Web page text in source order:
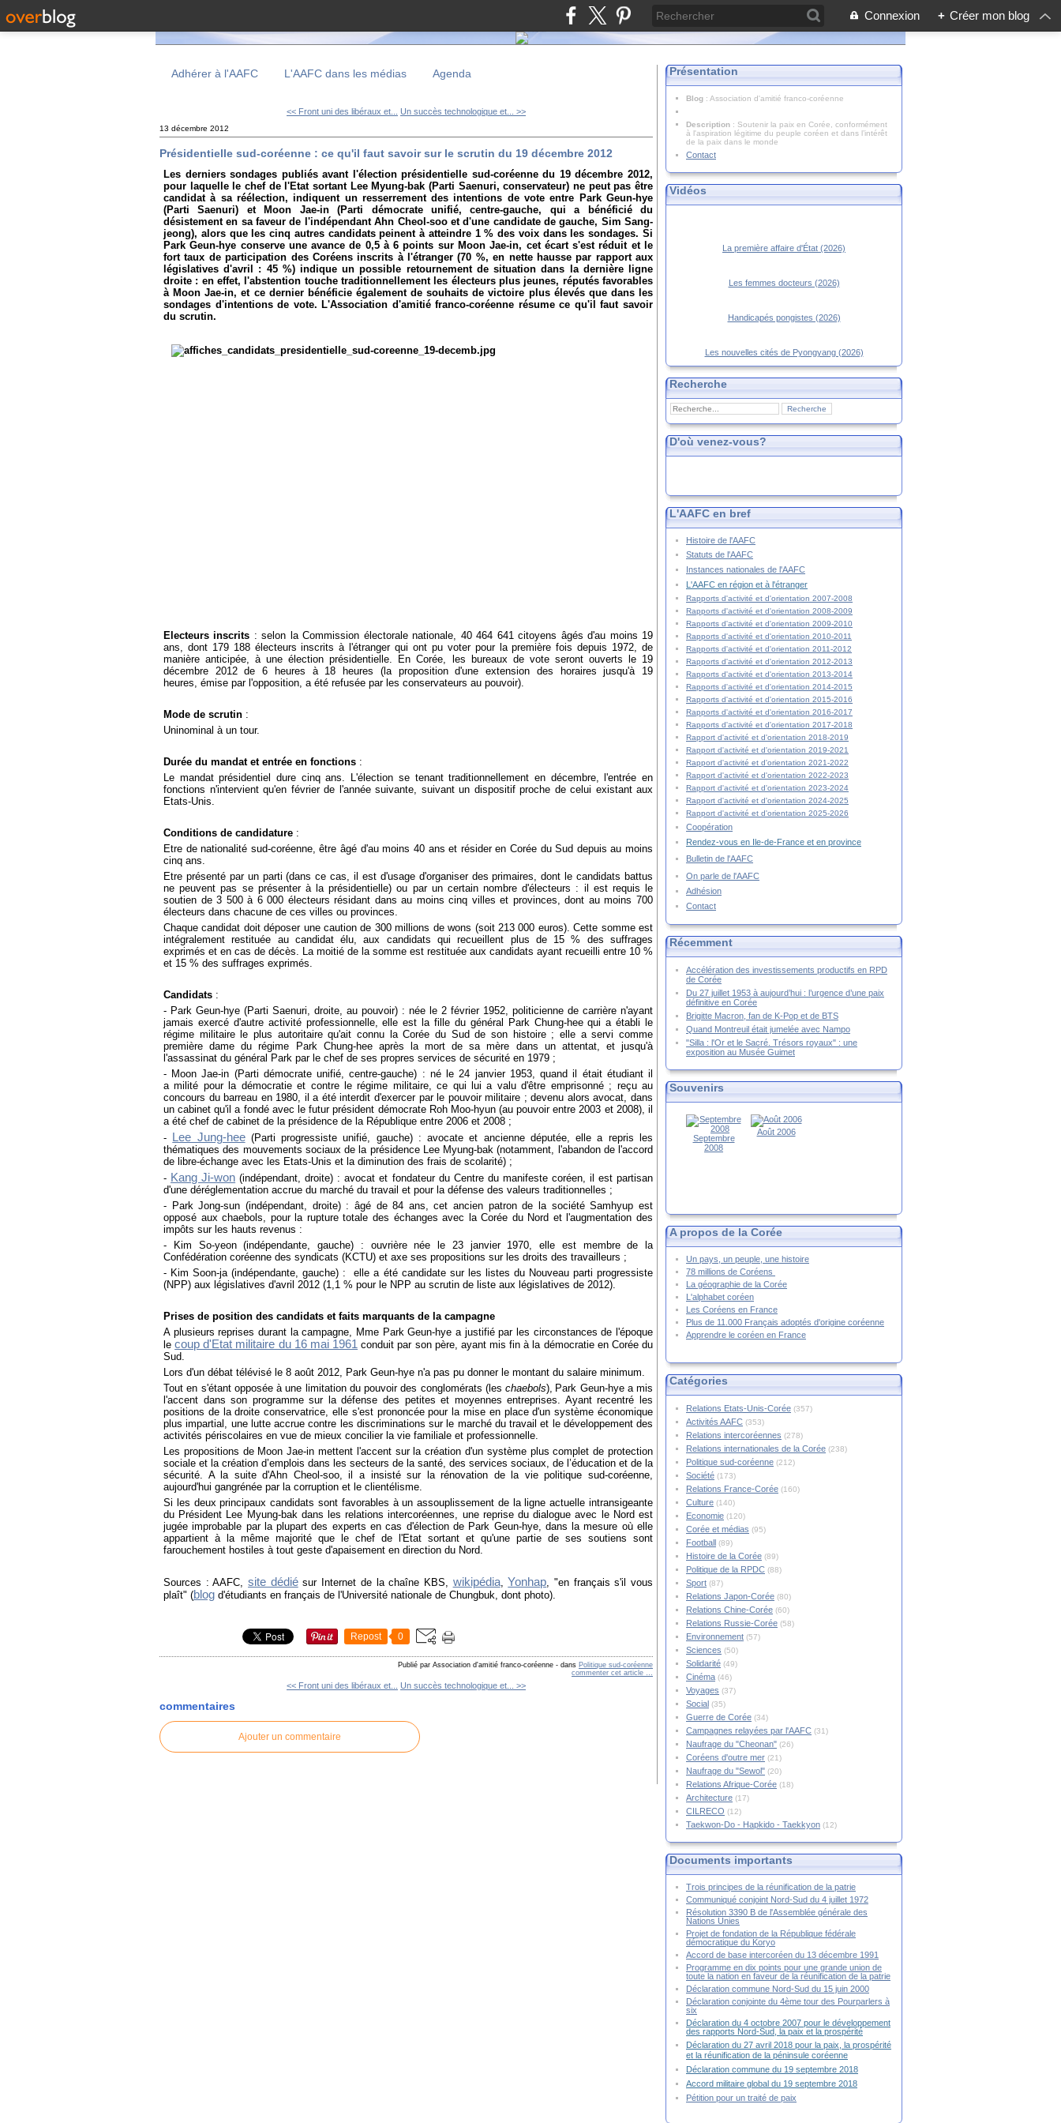
Connexion + Créer mon blog
Adhérer à l'AAFC L'AAFC dans les médias Agenda
<< Front uni des libéraux et... Un succès technologique et... >>
13 décembre 2012
Présidentielle sud-coréenne : ce qu'il faut savoir sur le scrutin du 19 décembre 2012
Les derniers sondages publiés avant l'élection présidentielle sud-coréenne du 19 décembre 2012,
pour laquelle le chef de l'Etat sortant Lee Myung-bak (Parti Saenuri, conservateur) ne peut pas être
candidat à sa réélection, indiquent un resserrement des intentions de vote entre Park Geun-hye
(Parti Saenuri) et Moon Jae-in (Parti démocrate unifié, centre-gauche, qui a bénéficié du
désistement en sa faveur de l'indépendant Ahn Cheol-soo et d'une candidate de gauche, Sim Sang-
jeong), alors que les cinq autres candidats peinent à atteindre 1 % des voix dans les sondages. Si
Park Geun-hye conserve une avance de 0,5 à 6 points sur Moon Jae-in, cet écart s'est réduit et le
fort taux de participation des Coréens inscrits à l'étranger (70 %, en nette hausse par rapport aux
législatives d'avril : 45 %) indique un possible retournement de situation dans la dernière ligne
droite : en effet, l'abstention touche traditionnellement les électeurs plus jeunes, réputés favorables
à Moon Jae-in, et ce dernier bénéficie également de souhaits de victoire plus élevés que dans les
sondages d'intentions de vote. L'Association d'amitié franco-coréenne résume ce qu'il faut savoir
du scrutin.
Electeurs inscrits : selon la Commission électorale nationale, 40 464 641 citoyens âgés d'au moins 19
ans, dont 179 188 électeurs inscrits à l'étranger qui ont pu voter pour la première fois depuis 1972, de
manière anticipée, à une élection présidentielle. En Corée, les bureaux de vote seront ouverts le 19
décembre 2012 de 6 heures à 18 heures (la proposition d'une extension des horaires jusqu'à 19
heures, émise par l'opposition, a été refusée par les conservateurs au pouvoir).
Mode de scrutin :
Uninominal à un tour.
Durée du mandat et entrée en fonctions :
Le mandat présidentiel dure cinq ans. L'élection se tenant traditionnellement en décembre, l'entrée en
fonctions n'intervient qu'en février de l'année suivante, suivant un dispositif proche de celui existant aux
Etats-Unis.
Conditions de candidature :
Etre de nationalité sud-coréenne, être âgé d'au moins 40 ans et résider en Corée du Sud depuis au moins
cinq ans.
Etre présenté par un parti (dans ce cas, il est d'usage d'organiser des primaires, dont le candidats battus
ne peuvent pas se présenter à la présidentielle) ou par un certain nombre d'électeurs : il est requis le
soutien de 3 500 à 6 000 électeurs résidant dans au moins cinq villes et provinces, dont au moins 700
électeurs dans chacune de ces villes ou provinces.
Chaque candidat doit déposer une caution de 300 millions de wons (soit 213 000 euros). Cette somme est
intégralement restituée au candidat élu, aux candidats qui recueillent plus de 15 % des suffrages
exprimés et en cas de décès. La moitié de la somme est restituée aux candidats ayant recueilli entre 10 %
et 15 % des suffrages exprimés.
Candidats :
- Park Geun-hye (Parti Saenuri, droite, au pouvoir) : née le 2 février 1952, politicienne de carrière n'ayant
jamais exercé d'autre activité professionnelle, elle est la fille du général Park Chung-hee qui a établi le
régime militaire le plus autoritaire qu'ait connu la Corée du Sud de son histoire ; elle a servi comme
première dame du régime Park Chung-hee après la mort de sa mère dans un attentat, et jusqu'à
l'assassinat du général Park par le chef de ses propres services de sécurité en 1979 ;
- Moon Jae-in (Parti démocrate unifié, centre-gauche) : né le 24 janvier 1953, quand il était étudiant il
a milité pour la démocratie et contre le régime militaire, ce qui lui a valu d'être emprisonné ; reçu au
concours du barreau en 1980, il a été interdit d'exercer par le pouvoir militaire ; devenu alors avocat, dans
un cabinet qu'il a fondé avec le futur président démocrate Roh Moo-hyun (au pouvoir entre 2003 et 2008), il
a été chef de cabinet de la présidence de la République entre 2006 et 2008 ;
- Lee Jung-hee(Parti progressiste unifié, gauche) : avocate et ancienne députée, elle a repris les
thématiques des mouvements sociaux de la présidence Lee Myung-bak (notamment, l'abandon de l'accord
de libre-échange avec les Etats-Unis et la diminution des frais de scolarité) ;
- Kang Ji-won (indépendant, droite) : avocat et fondateur du Centre du manifeste coréen, il est partisan
d'une déréglementation accrue du marché du travail et pour la défense des valeurs traditionnelles ;
- Park Jong-sun (indépendant, droite) : âgé de 84 ans, cet ancien patron de la société Samhyup est
opposé aux chaebols, pour la rupture totale des échanges avec la Corée du Nord et l'augmentation des
impôts sur les hauts revenus :
- Kim So-yeon (indépendante, gauche) : ouvrière née le 23 janvier 1970, elle est membre de la
Confédération coréenne des syndicats (KCTU) et axe ses propositions sur les droits des travailleurs ;
- Kim Soon-ja (indépendante, gauche) : elle a été candidate sur les listes du Nouveau parti progressiste
(NPP) aux législatives d'avril 2012 (1,1 % pour le NPP au scrutin de liste aux législatives de 2012).
Prises de position des candidats et faits marquants de la campagne
A plusieurs reprises durant la campagne, Mme Park Geun-hye a justifié par les circonstances de l'époque
lecoup d'Etat militaire du 16 mai 1961 conduit par son père, ayant mis fin à la démocratie en Corée du
Sud.
Lors d'un débat télévisé le 8 août 2012, Park Geun-hye n'a pas pu donner le montant du salaire minimum.
Tout en s'étant opposée à une limitation du pouvoir des conglomérats (les chaebols), Park Geun-hye a mis
l'accent dans son programme sur la défense des petites et moyennes entreprises. Ayant recentré les
positions de la droite conservatrice, elle s'est prononcée pour la mise en place d'un système économique
plus impartial, une lutte accrue contre les discriminations sur le marché du travail et le développement des
activités périscolaires en vue de mieux concilier la vie familiale et professionnelle.
Les propositions de Moon Jae-in mettent l'accent sur la création d'un système plus complet de protection
sociale et la création d’emplois dans les secteurs de la santé, des services sociaux, de l’éducation et de la
sécurité. A la suite d'Ahn Cheol-soo, il a insisté sur la rénovation de la vie politique sud-coréenne,
aujourd'hui gangrénée par la corruption et le clientélisme.
Si les deux principaux candidats sont favorables à un assouplissement de la ligne actuelle intransigeante
du Président Lee Myung-bak dans les relations intercoréennes, une reprise du dialogue avec le Nord est
jugée improbable par la plupart des experts en cas d'élection de Park Geun-hye, dans la mesure où elle
appartient à la même majorité que le chef de l'Etat sortant et qu'une partie de ses soutiens sont
farouchement hostiles à tout geste d'apaisement en direction du Nord.
Sources : AAFC,site dédiésur Internet de la chaîne KBS, wikipédia, Yonhap, "en français s'il vous
plaît" (blog d'étudiants en français de l'Université nationale de Chungbuk, dont photo).
Repost 0
Publié par Association d'amitié franco-coréenne - dans Politique sud-coréenne
commenter cet article …
<< Front uni des libéraux et... Un succès technologique et... >>
commentaires
Ajouter un commentaire
Présentation
Blog : Association d'amitié franco-coréenne
Description : Soutenir la paix en Corée, conformément
à l'aspiration légitime du peuple coréen et dans l’intérêt
de la paix dans le monde
Contact
Vidéos
La première affaire d'État (2026)
Les femmes docteurs (2026)
Handicapés pongistes (2026)
Les nouvelles cités de Pyongyang (2026)
Recherche
D'où venez-vous?
L'AAFC en bref
Histoire de l'AAFC
Statuts de l'AAFC
Instances nationales de l'AAFC
L'AAFC en région et à l'étranger
Rapports d'activité et d'orientation 2007-2008
Rapports d'activité et d'orientation 2008-2009
Rapports d'activité et d'orientation 2009-2010
Rapports d'activité et d'orientation 2010-2011
Rapports d'activité et d'orientation 2011-2012
Rapports d'activité et d'orientation 2012-2013
Rapports d'activité et d'orientation 2013-2014
Rapports d'activité et d'orientation 2014-2015
Rapports d'activité et d'orientation 2015-2016
Rapports d'activité et d'orientation 2016-2017
Rapports d'activité et d'orientation 2017-2018
Rapport d'activité et d'orientation 2018-2019
Rapport d'activité et d'orientation 2019-2021
Rapport d'activité et d'orientation 2021-2022
Rapport d'activité et d'orientation 2022-2023
Rapport d'activité et d'orientation 2023-2024
Rapport d'activité et d'orientation 2024-2025
Rapport d'activité et d'orientation 2025-2026
Coopération
Rendez-vous en Ile-de-France et en province
Bulletin de l'AAFC
On parle de l'AAFC
Adhésion
Contact
Récemment
Accélération des investissements productifs en RPD
de Corée
Du 27 juillet 1953 à aujourd’hui : l’urgence d’une paix
définitive en Corée
Brigitte Macron, fan de K-Pop et de BTS
Quand Montreuil était jumelée avec Nampo
"Silla : l'Or et le Sacré. Trésors royaux" : une
exposition au Musée Guimet
Souvenirs
Septembre
2008
Août 2006
A propos de la Corée
Un pays, un peuple, une histoire
78 millions de Coréens
La géographie de la Corée
L'alphabet coréen
Les Coréens en France
Plus de 11.000 Français adoptés d'origine coréenne
Apprendre le coréen en France
Catégories
Relations Etats-Unis-Corée (357)
Activités AAFC (353)
Relations intercoréennes (278)
Relations internationales de la Corée (238)
Politique sud-coréenne (212)
Société (173)
Relations France-Corée (160)
Culture (140)
Economie (120)
Corée et médias (95)
Football (89)
Histoire de la Corée (89)
Politique de la RPDC (88)
Sport (87)
Relations Japon-Corée (80)
Relations Chine-Corée (60)
Relations Russie-Corée (58)
Environnement (57)
Sciences (50)
Solidarité (49)
Cinéma (46)
Voyages (37)
Social (35)
Guerre de Corée (34)
Campagnes relayées par l'AAFC (31)
Naufrage du "Cheonan" (26)
Coréens d'outre mer (21)
Naufrage du "Sewol" (20)
Relations Afrique-Corée (18)
Architecture (17)
CILRECO (12)
Taekwon-Do - Hapkido - Taekkyon (12)
Documents importants
Trois principes de la réunification de la patrie
Communiqué conjoint Nord-Sud du 4 juillet 1972
Résolution 3390 B de l'Assemblée générale des
Nations Unies
Projet de fondation de la République fédérale
démocratique du Koryo
Accord de base intercoréen du 13 décembre 1991
Programme en dix points pour une grande union de
toute la nation en faveur de la réunification de la patrie
Déclaration commune Nord-Sud du 15 juin 2000
Déclaration conjointe du 4ème tour des Pourparlers à
six
Déclaration du 4 octobre 2007 pour le développement
des rapports Nord-Sud, la paix et la prospérité
Déclaration du 27 avril 2018 pour la paix, la prospérité
et la réunification de la péninsule coréenne
Déclaration commune du 19 septembre 2018
Accord militaire global du 19 septembre 2018
Pétition pour un traité de paix